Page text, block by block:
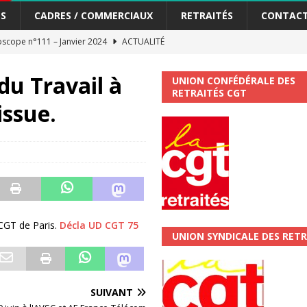
CADRES / COMMERCIAUX RETRAITÉS
n°111 – Janvier 2024
ACTUALITÉ
Gardons la main sur nos congés !
et…. des augmentations pour les salariéS !!!
de développement de la Direction Commerciale DDCE/Télévente :
Sociales et Culturelles : Un droit, pas un cadeau !
AUTRES TRACTS
Travail à
de Paris. Décla UD CGT 75
SUIVANT
UNION CONFÉDÉRALE DES
RETRAITÉS CGT
UNION SYNDICALE DES